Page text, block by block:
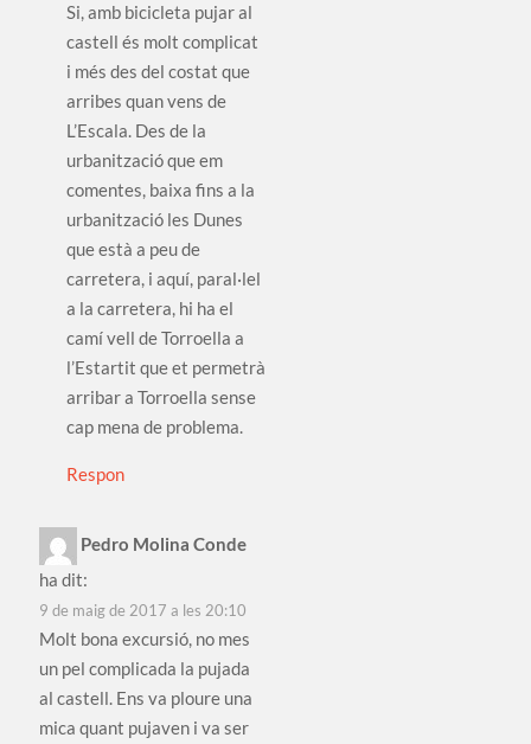
Si, amb bicicleta pujar al
castell és molt complicat
i més des del costat que
arribes quan vens de
L’Escala. Des de la
urbanització que em
comentes, baixa fins a la
urbanització les Dunes
que està a peu de
carretera, i aquí, paral·lel
a la carretera, hi ha el
camí vell de Torroella a
l’Estartit que et permetrà
arribar a Torroella sense
cap mena de problema.
Respon
Pedro Molina Conde
ha dit:
9 de maig de 2017 a les 20:10
Molt bona excursió, no mes
un pel complicada la pujada
al castell. Ens va ploure una
mica quant pujaven i va ser